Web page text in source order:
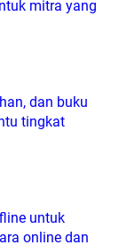
mitra yang
dan buku
tingkat
untuk
online dan